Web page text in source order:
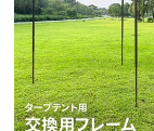
て
返
品・
キ